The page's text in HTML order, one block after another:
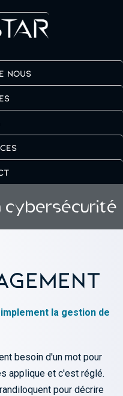
nous
cybersécurité
la gestion de
besoin d'un mot pour
applique et c'est réglé.
pour décrire